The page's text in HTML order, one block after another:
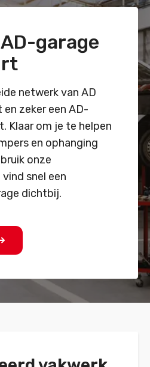
garage
netwerk van AD
en zeker een AD-
Klaar om je te helpen
en ophanging
onze
snel een
dichtbij.